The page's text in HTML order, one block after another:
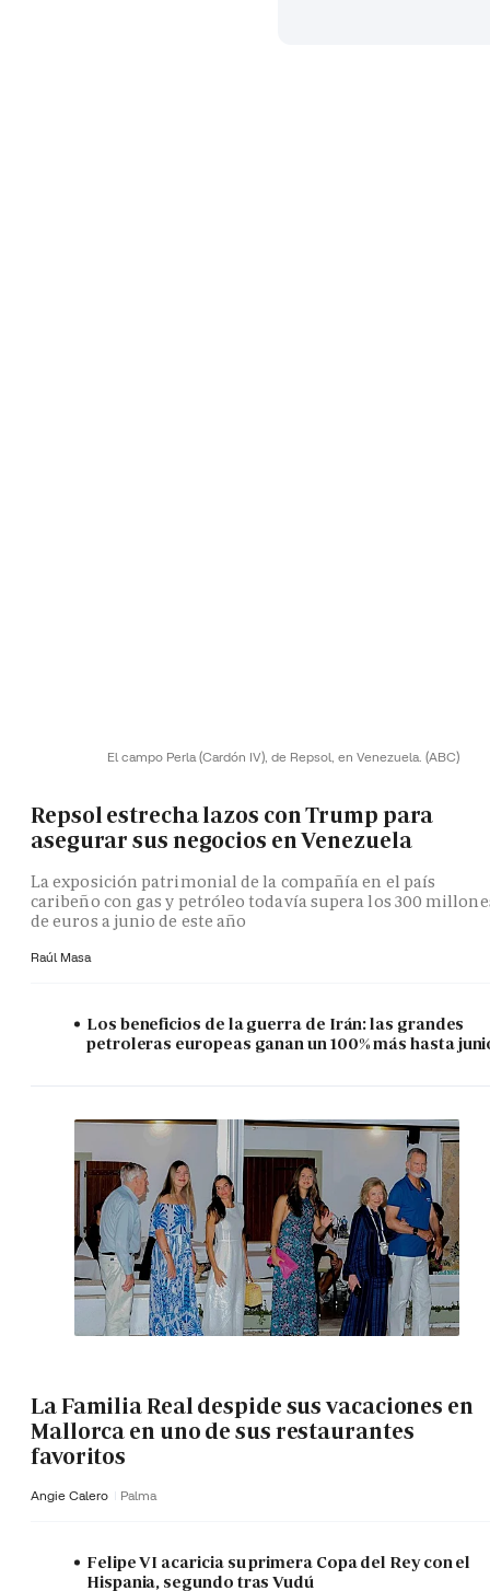
El campo Perla (Cardón IV), de Repsol, en Venezuela. (ABC)
Repsol estrecha lazos con Trump para
asegurar sus negocios en Venezuela
La exposición patrimonial de la compañía en el país
caribeño con gas y petróleo todavía supera los 300
de euros a junio de este año
Raúl Masa
Los beneficios de la guerra de Irán: las grandes
petroleras europeas ganan un 100% más hasta
La Familia Real despide sus vacaciones en
Mallorca en uno de sus restaurantes
favoritos
Angie Calero Palma
Felipe VI acaricia su primera Copa del Rey con el
Hispania, segundo tras Vudú